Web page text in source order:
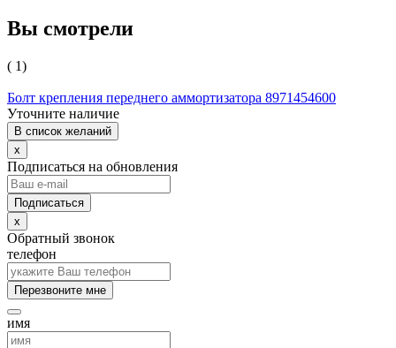
Вы смотрели
( 1)
Болт крепления переднего аммортизатора 8971454600
Уточните наличие
В список желаний
x
Подписаться на обновления
x
Обратный звонок
телефон
Перезвоните мне
имя